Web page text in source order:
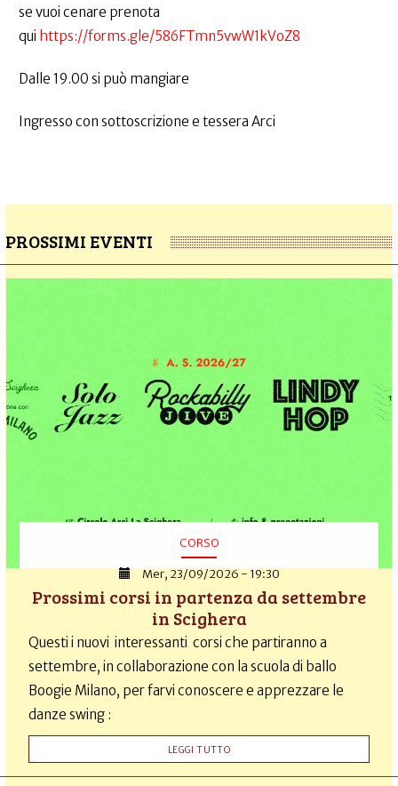
se vuoi cenare prenota
qui https://forms.gle/586FTmn5vwW1kVoZ8
Dalle 19.00 si può mangiare
Ingresso con sottoscrizione e tessera Arci
PROSSIMI EVENTI
CORSO
Mer, 23/09/2026 - 19:30
Prossimi corsi in partenza da settembre
in Scighera
Questi i nuovi interessanti corsi che partiranno a
settembre, in collaborazione con la scuola di ballo
Boogie Milano, per farvi conoscere e apprezzare le
danze swing :
LEGGI TUTTO